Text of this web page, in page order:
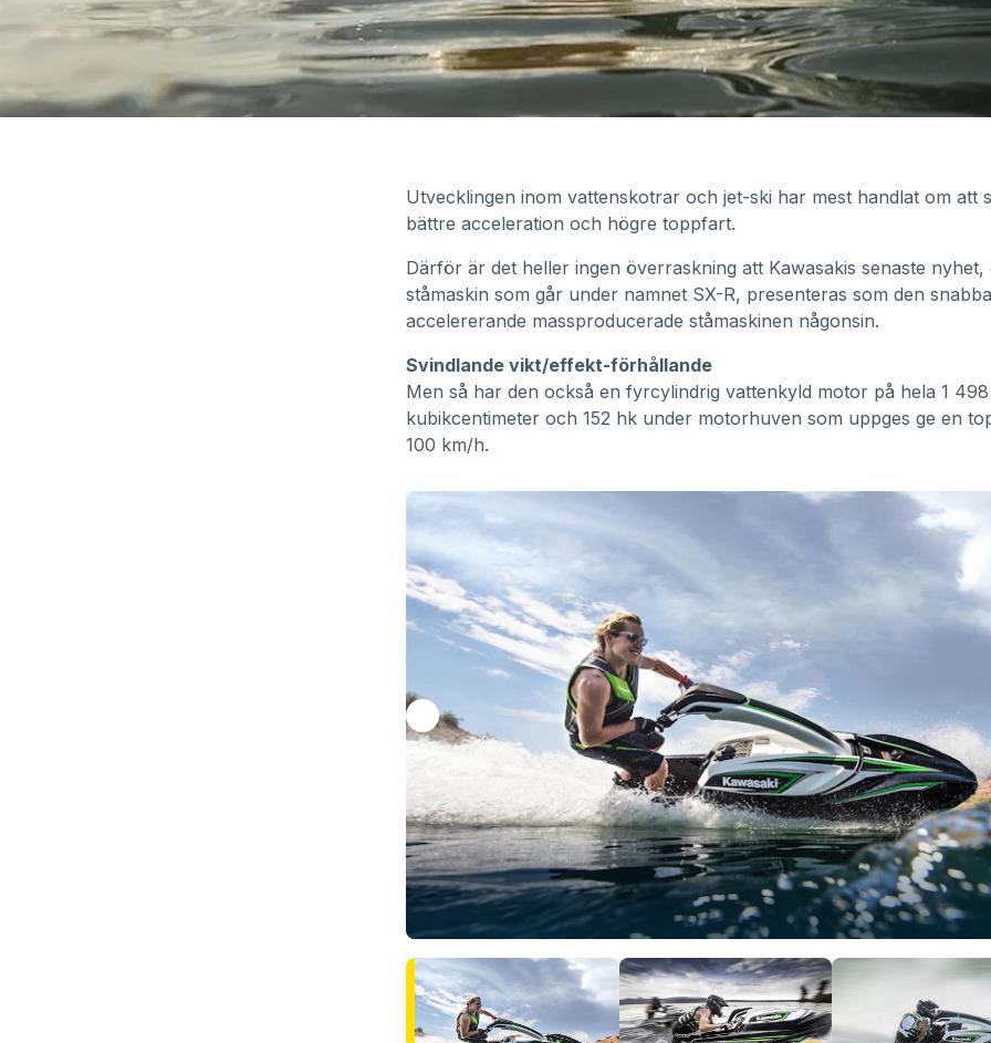
Utvecklingen inom vattenskotrar och jet-ski har mest handlat om att
bättre acceleration och högre toppfart.
Därför är det heller ingen överraskning att Kawasakis senaste nyhet,
ståmaskin som går under namnet SX-R, presenteras som den
accelererande massproducerade ståmaskinen någonsin.
Svindlande vikt/effekt-förhållande
Men så har den också en fyrcylindrig vattenkyld motor på hela 1 498
kubikcentimeter och 152 hk under motorhuven som uppges ge en
100 km/h.